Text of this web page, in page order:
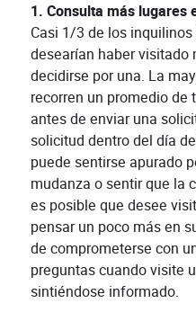
1. Consulta más lugares
Casi 1/3 de los
desearían haber visitado
decidirse por una. La
recorren un promedio de
antes de enviar una
solicitud dentro del día
puede sentirse apurado
mudanza o sentir que la
es posible que desee
pensar un poco más en
de comprometerse con
preguntas cuando visite
sintiéndose informado.